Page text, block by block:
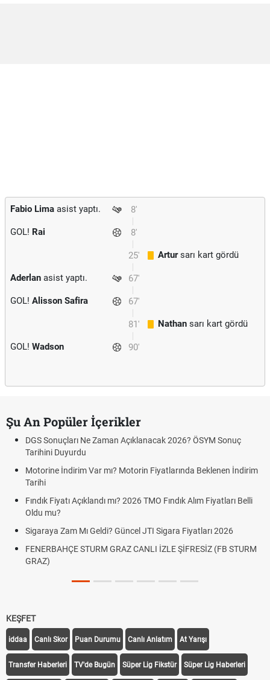
8'
Fabio Lima asist yaptı.
8'
GOL! Rai
25' Artursarı kart gördü
67'
Aderlan asist yaptı.
67'
GOL! Alisson Safira
81' Nathan sarı kart gördü
90'
GOL! Wadson
Şu An Popüler İçerikler
DGS Sonuçları Ne Zaman Açıklanacak 2026? ÖSYM Sonuç
Tarihini Duyurdu
Motorine İndirim Var mı? Motorin Fiyatlarında Beklenen İndirim
Tarihi
Fındık Fiyatı Açıklandı mı? 2026 TMO Fındık Alım Fiyatları Belli
Oldu mu?
Sigaraya Zam Mı Geldi? Güncel JTI Sigara Fiyatları 2026
FENERBAHÇE STURM GRAZ CANLI İZLE ŞİFRESİZ (FB STURM
GRAZ)
KEŞFET
iddaa Canlı Skor Puan Durumu Canlı Anlatım At Yarışı
Transfer Haberleri TV'de Bugün Süper Lig Fikstür Süper Lig Haberleri